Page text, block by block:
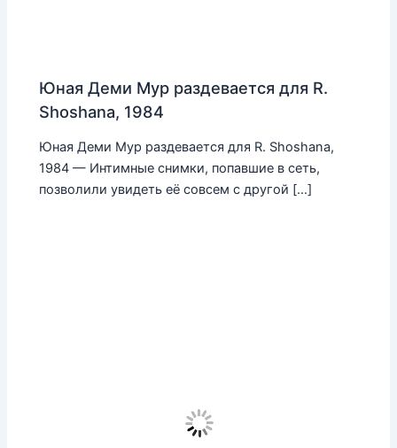
Юная Деми Мур раздевается для R.
Shoshana, 1984
Юная Деми Мур раздевается для R. Shoshana,
1984 — Интимные снимки, попавшие в сеть,
позволили увидеть её совсем с другой […]